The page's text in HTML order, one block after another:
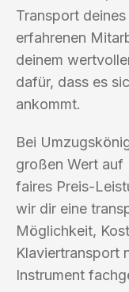
Transport
erfahrenen
deinem
dafür, dass es
ankommt.
Bei
großen Wert auf
faires Preis-
wir dir eine
Möglichkeit,
Klaviertransport
Instrument